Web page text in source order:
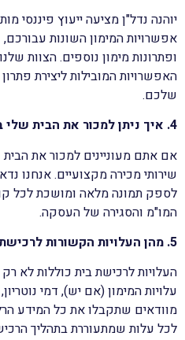
יוהנה נדל"ן מציעה ייעוץ פיננסי
אפשרויות המימון השונות
ופתרונות מימון נוספים. הצוות
האפשרויות המובילות ליצירת
שלכם.
4. איך ניתן למכור את הבית שלי ברמת ישי?
אם אתם מעוניינים למכור את
שירותי מכירה מקצועיים. אנחנו
לספק תמונה מלאה ומושכת לכל
המו"מ והסגירה של העסקה.
5. מהן העלויות הקשורות לרכישת בית ברמת ישי?
העלויות לרכישת בית כוללות לא
עלויות המימון (אם יש), דמי
מוודאים שתקבלו את כל המידע
לכל עלות שמתעוררת בתהליך